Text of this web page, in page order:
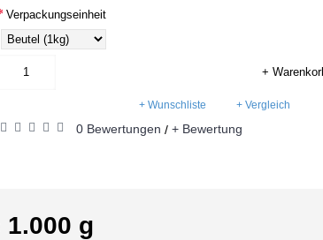
Verpackungseinheit
+
+ Wunschliste + Vergleich
0 Bewertungen / + Bewertung
g